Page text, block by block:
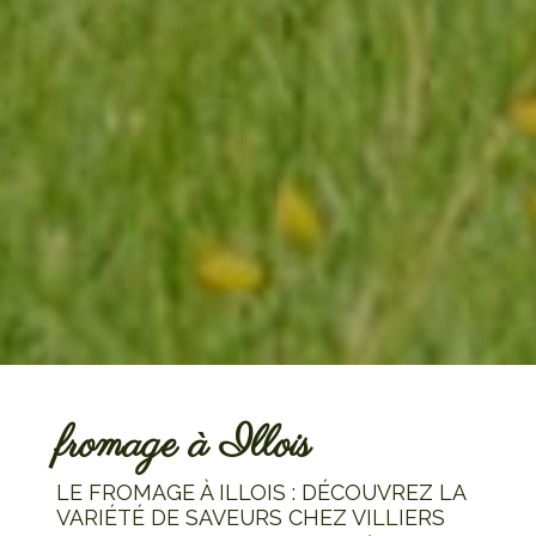
fromage à Illois
LE FROMAGE À ILLOIS : DÉCOUVREZ LA
VARIÉTÉ DE SAVEURS CHEZ VILLIERS